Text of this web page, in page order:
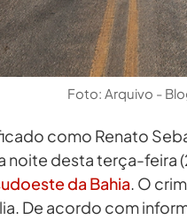
Foto: Arquivo -
como Renato
noite desta terça-feira
da Bahia. O
De acordo com